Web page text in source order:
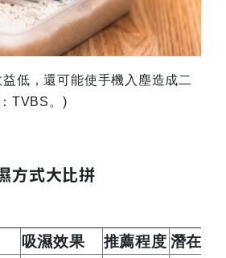
低，還可能使手機入塵造成二
TVBS。)
方式大比拼
吸濕效果 推薦程度 潛在風